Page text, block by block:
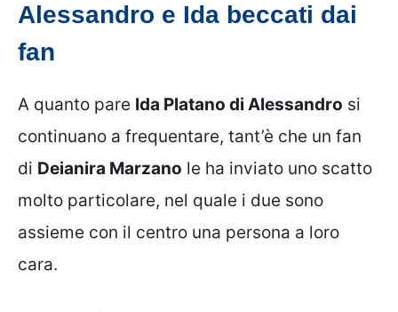
Alessandro e Ida beccati dai
fan
A quanto pare Ida Platano di Alessandro si
continuano a frequentare, tant’è che un fan
di Deianira Marzano le ha inviato uno scatto
molto particolare, nel quale i due sono
assieme con il centro una persona a loro
cara.